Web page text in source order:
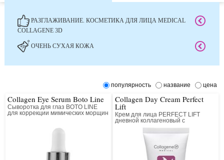
РАЗГЛАЖИВАНИЕ. КОСМЕТИКА ДЛЯ ЛИЦА MEDICAL
COLLAGENE 3D
ОЧЕНЬ СУХАЯ КОЖА
популярность название цена
Collagen Eye Serum Boto Line
Сыворотка для глаз BOTO LINE
для коррекции мимических морщин
Collagen Day Cream Perfect
Lift
Крем для лица PERFECT LIFT
дневной коллагеновый с
матриксилом